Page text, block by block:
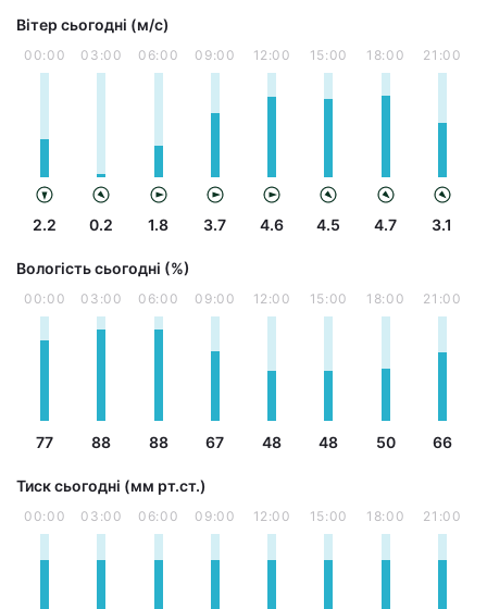
Вітер сьогодні (м/с)
00:00
2.2
03:00
0.2
06:00
1.8
09:00
3.7
12:00
4.6
15:00
4.5
18:00
4.7
21:00
3.1
Вологість сьогодні (%)
00:00
77
03:00
88
06:00
88
09:00
67
12:00
48
15:00
48
18:00
50
21:00
66
Тиск сьогодні (мм рт.ст.)
00:00 03:00 06:00 09:00 12:00 15:00 18:00 21:00